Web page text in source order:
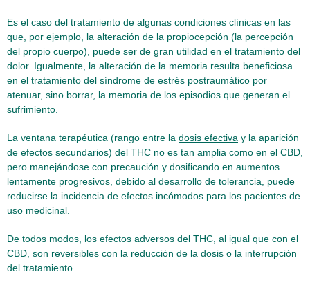
Es el caso del tratamiento de algunas condiciones clínicas en las
que, por ejemplo, la alteración de la propiocepción (la percepción
del propio cuerpo), puede ser de gran utilidad en el tratamiento del
dolor. Igualmente, la alteración de la memoria resulta beneficiosa
en el tratamiento del síndrome de estrés postraumático por
atenuar, sino borrar, la memoria de los episodios que generan el
sufrimiento.
La ventana terapéutica (rango entre la dosis efectiva y la aparición
de efectos secundarios) del THC no es tan amplia como en el CBD,
pero manejándose con precaución y dosificando en aumentos
lentamente progresivos, debido al desarrollo de tolerancia, puede
reducirse la incidencia de efectos incómodos para los pacientes de
uso medicinal.
De todos modos, los efectos adversos del THC, al igual que con el
CBD, son reversibles con la reducción de la dosis o la interrupción
del tratamiento.